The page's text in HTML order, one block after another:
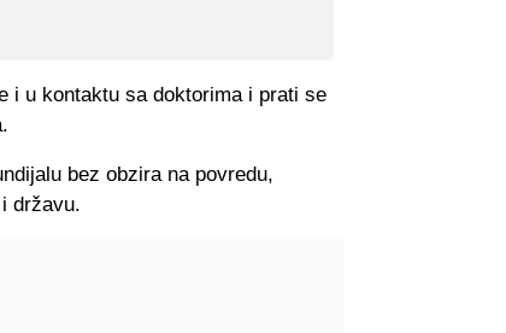
i u kontaktu sa doktorima i prati se
bez obzira na povredu,
državu.